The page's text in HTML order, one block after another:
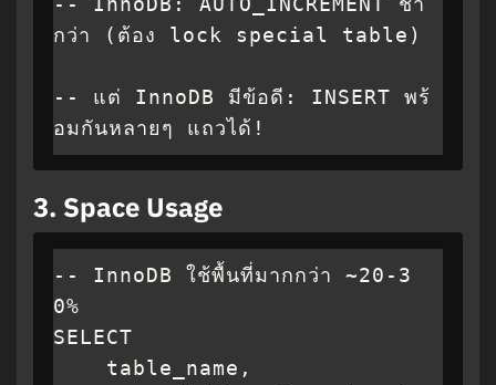
กว่า (ต้อง lock special table)
-- แต่ InnoDB มีข้อดี: INSERT พร้
อมกันหลายๆ แถวได้!
3. Space Usage
-- InnoDB ใช้พื้นที่มากกว่า ~20-3
0%
SELECT